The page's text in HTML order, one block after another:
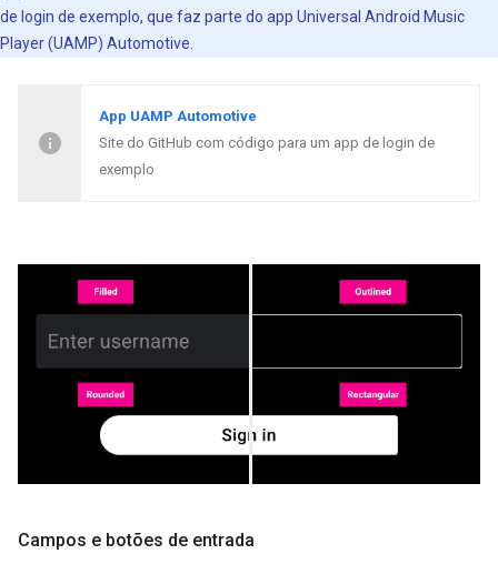
de login de exemplo, que faz parte do app Universal Android Music
Player (UAMP) Automotive.
App UAMP Automotive
Site do GitHub com código para um app de login de
exemplo
Campos e botões de entrada